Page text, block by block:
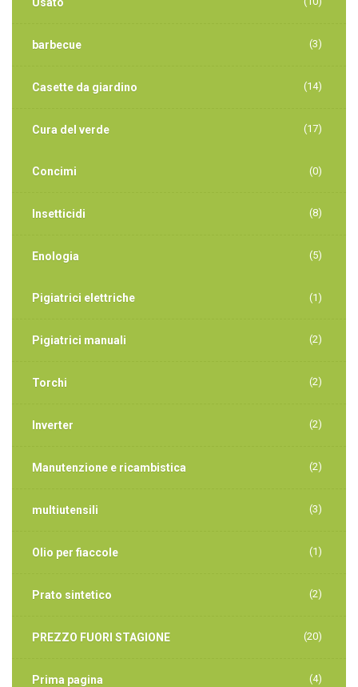
barbecue (3)
Casette da giardino (14)
Cura del verde (17)
Concimi (0)
Insetticidi (8)
Enologia (5)
Pigiatrici elettriche (1)
Pigiatrici manuali (2)
Torchi (2)
Inverter (2)
Manutenzione e ricambistica (2)
multiutensili (3)
Olio per fiaccole (1)
Prato sintetico (2)
PREZZO FUORI STAGIONE (20)
Prima pagina (4)